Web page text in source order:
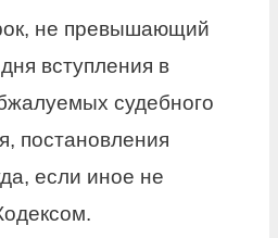
не превышающий
вступления в
судебного
постановления
если иное не